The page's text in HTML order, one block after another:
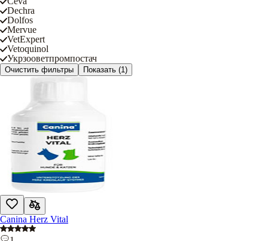
Dechra
Dolfos
Mervue
VetExpert
Vetoquinol
Укрзооветпромпостач
Очистить фильтры Показать (1)
Canina Herz Vital